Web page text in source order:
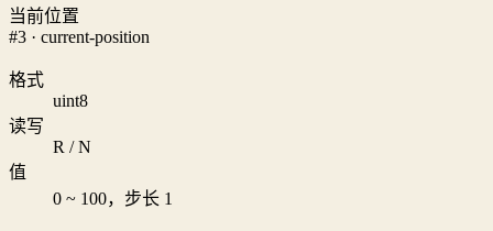
当前位置
#3 · current-position
格式
uint8
读写
R / N
值
0 ~ 100，步长 1